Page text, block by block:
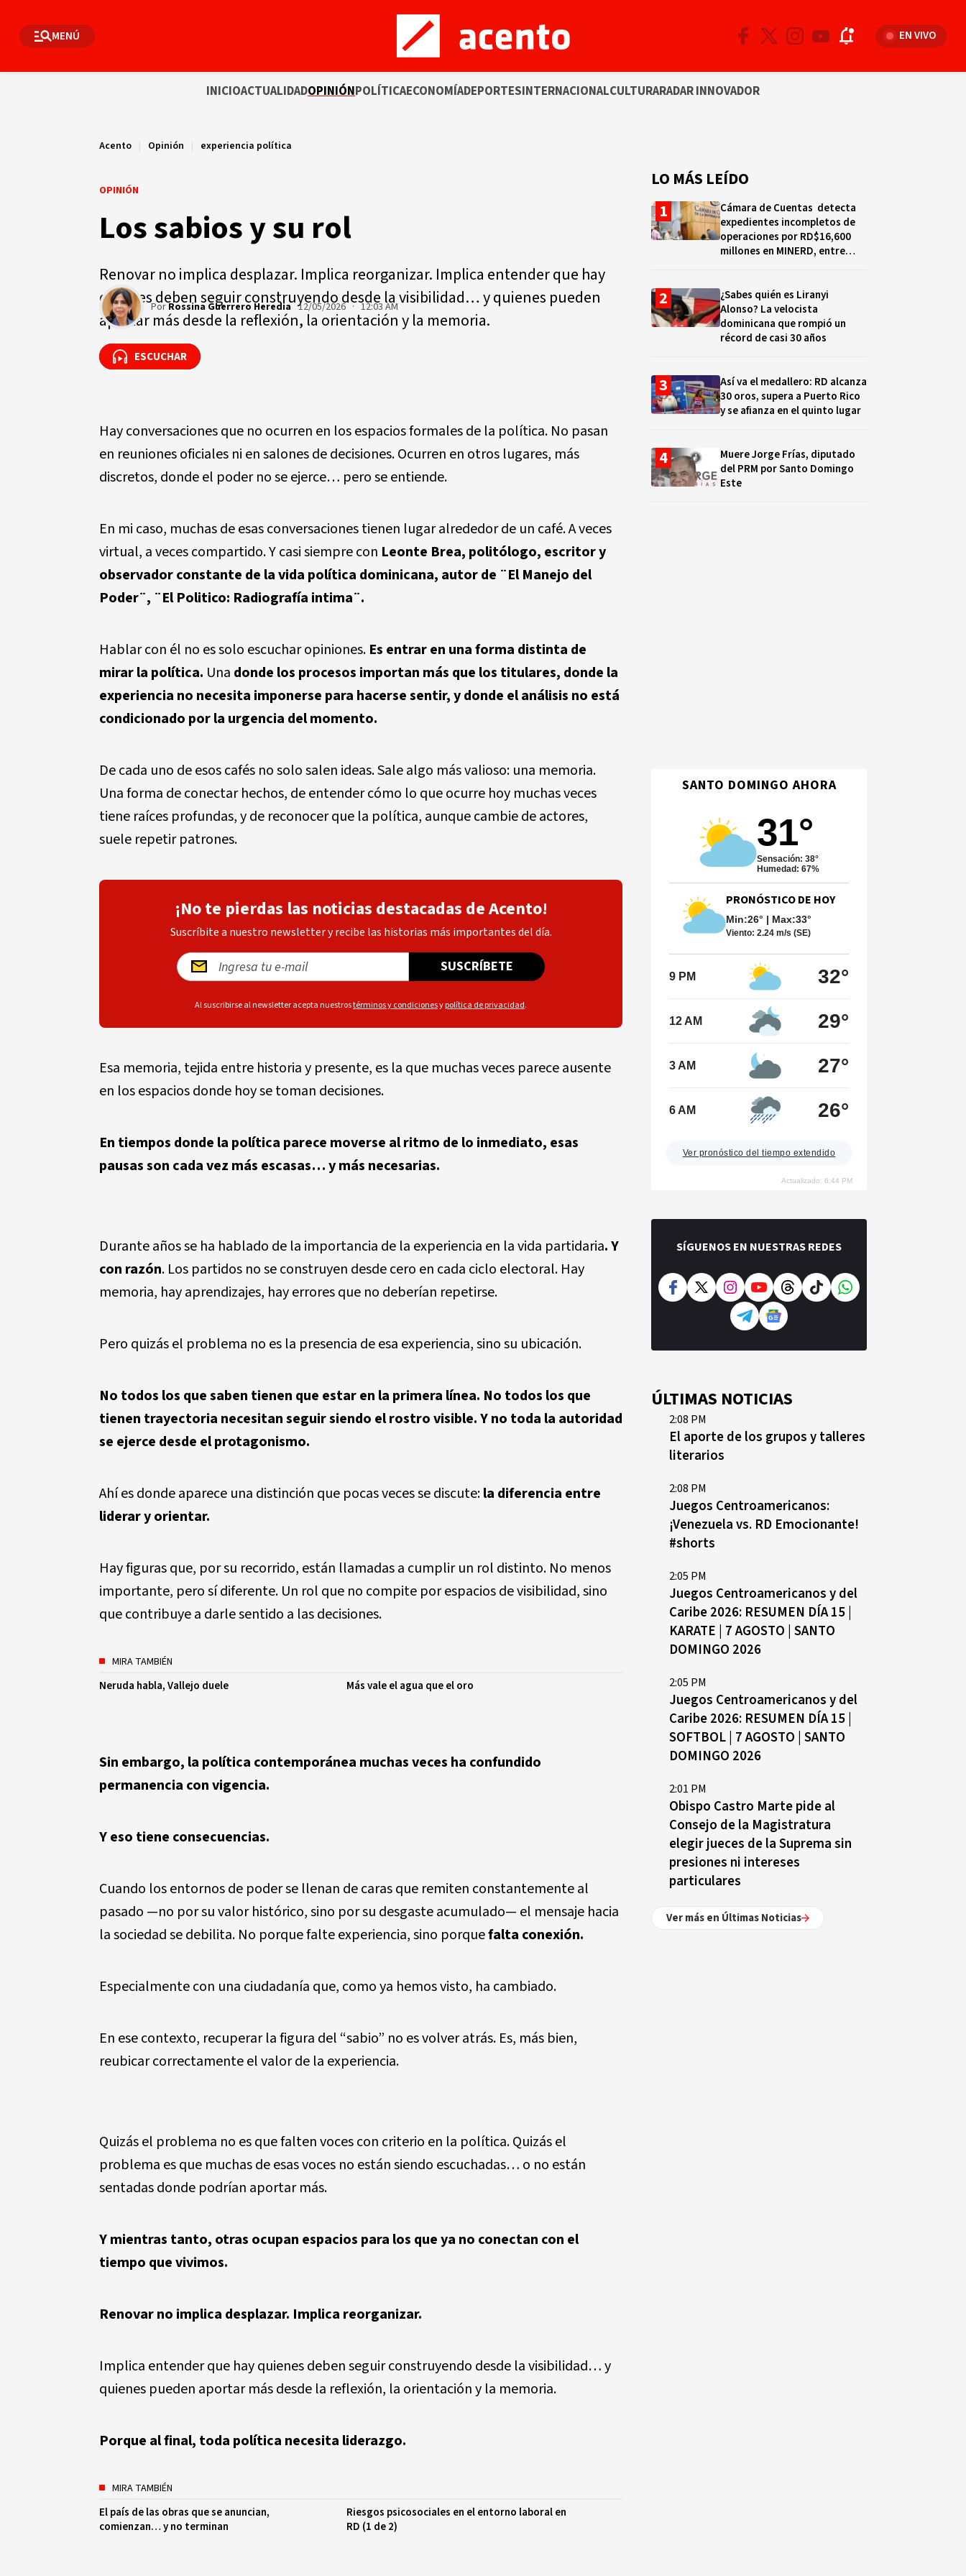
MENÚ EN VIVO
INICIOACTUALIDADOPINIÓNPOLÍTICAECONOMÍADEPORTESINTERNACIONALCULTURARADAR INNOVADOR
Acento | Opinión | experiencia política
OPINIÓN
Los sabios y su rol
Renovar no implica desplazar. Implica reorganizar. Implica entender que hay
quienes deben seguir construyendo desde la visibilidad… y quienes pueden
aportar más desde la reflexión, la orientación y la memoria.
PorRossina Guerrero Heredia 12/05/2026 · 12:03 AM
ESCUCHAR
ESCUCHAR
Hay conversaciones que no ocurren en los espacios formales de la política. No pasan
en reuniones oficiales ni en salones de decisiones. Ocurren en otros lugares, más
discretos, donde el poder no se ejerce… pero se entiende.
En mi caso, muchas de esas conversaciones tienen lugar alrededor de un café. A veces
virtual, a veces compartido. Y casi siempre con Leonte Brea, politólogo, escritor y
observador constante de la vida política dominicana, autor de ¨El Manejo del
Poder¨, ¨El Politico: Radiografía intima¨.
Hablar con él no es solo escuchar opiniones. Es entrar en una forma distinta de
mirar la política. Una donde los procesos importan más que los titulares, donde la
experiencia no necesita imponerse para hacerse sentir, y donde el análisis no está
condicionado por la urgencia del momento.
De cada uno de esos cafés no solo salen ideas. Sale algo más valioso: una memoria.
Una forma de conectar hechos, de entender cómo lo que ocurre hoy muchas veces
tiene raíces profundas, y de reconocer que la política, aunque cambie de actores,
suele repetir patrones.
¡No te pierdas las noticias destacadas de Acento!
Suscríbite a nuestro newsletter y recibe las historias más importantes del día.
SUSCRÍBETE
Al suscribirse al newsletter acepta nuestrostérminos y condicionesypolítica de privacidad.
Esa memoria, tejida entre historia y presente, es la que muchas veces parece ausente
en los espacios donde hoy se toman decisiones.
En tiempos donde la política parece moverse al ritmo de lo inmediato, esas
pausas son cada vez más escasas… y más necesarias.
Durante años se ha hablado de la importancia de la experiencia en la vida partidaria. Y
con razón. Los partidos no se construyen desde cero en cada ciclo electoral. Hay
memoria, hay aprendizajes, hay errores que no deberían repetirse.
Pero quizás el problema no es la presencia de esa experiencia, sino su ubicación.
No todos los que saben tienen que estar en la primera línea. No todos los que
tienen trayectoria necesitan seguir siendo el rostro visible. Y no toda la autoridad
se ejerce desde el protagonismo.
Ahí es donde aparece una distinción que pocas veces se discute:la diferencia entre
liderar y orientar.
Hay figuras que, por su recorrido, están llamadas a cumplir un rol distinto. No menos
importante, pero sí diferente. Un rol que no compite por espacios de visibilidad, sino
que contribuye a darle sentido a las decisiones.
MIRA TAMBIÉN
Neruda habla, Vallejo duele Más vale el agua que el oro
Sin embargo, la política contemporánea muchas veces ha confundido
permanencia con vigencia.
Y eso tiene consecuencias.
Cuando los entornos de poder se llenan de caras que remiten constantemente al
pasado —no por su valor histórico, sino por su desgaste acumulado— el mensaje hacia
la sociedad se debilita. No porque falte experiencia, sino porquefalta conexión.
Especialmente con una ciudadanía que, como ya hemos visto, ha cambiado.
En ese contexto, recuperar la figura del “sabio” no es volver atrás. Es, más bien,
reubicar correctamente el valor de la experiencia.
Quizás el problema no es que falten voces con criterio en la política. Quizás el
problema es que muchas de esas voces no están siendo escuchadas… o no están
sentadas donde podrían aportar más.
Y mientras tanto, otras ocupan espacios para los que ya no conectan con el
tiempo que vivimos.
Renovar no implica desplazar. Implica reorganizar.
Implica entender que hay quienes deben seguir construyendo desde la visibilidad… y
quienes pueden aportar más desde la reflexión, la orientación y la memoria.
Porque al final, toda política necesita liderazgo.
MIRA TAMBIÉN
El país de las obras que se anuncian,
comienzan… y no terminan
Riesgos psicosociales en el entorno laboral en
RD (1 de 2)
LO MÁS LEÍDO
Cámara de Cuentas detecta
expedientes incompletos de
operaciones por RD$16,600
millones en MINERD, entre
¿Sabes quién es Liranyi
Alonso? La velocista
dominicana que rompió un
récord de casi 30 años
Así va el medallero: RD alcanza
30 oros, supera a Puerto Rico
y se afianza en el quinto lugar
Muere Jorge Frías, diputado
del PRM por Santo Domingo
Este
SANTO DOMINGO AHORA
31°
Sensación: 38°
Humedad: 67%
PRONÓSTICO DE HOY
Min:26° | Max:33°
Viento: 2.24 m/s (SE)
9 PM 32°
12 AM 29°
3 AM 27°
6 AM 26°
Ver pronóstico del tiempo extendido
Actualizado: 6:44 PM
SÍGUENOS EN NUESTRAS REDES
ÚLTIMAS NOTICIAS
2:08 PM
El aporte de los grupos y talleres
literarios
2:08 PM
Juegos Centroamericanos:
¡Venezuela vs. RD Emocionante!
#shorts
2:05 PM
Juegos Centroamericanos y del
Caribe 2026: RESUMEN DÍA 15 |
KARATE | 7 AGOSTO | SANTO
DOMINGO 2026
2:05 PM
Juegos Centroamericanos y del
Caribe 2026: RESUMEN DÍA 15 |
SOFTBOL | 7 AGOSTO | SANTO
DOMINGO 2026
2:01 PM
Obispo Castro Marte pide al
Consejo de la Magistratura
elegir jueces de la Suprema sin
presiones ni intereses
particulares
Ver más en Últimas Noticias